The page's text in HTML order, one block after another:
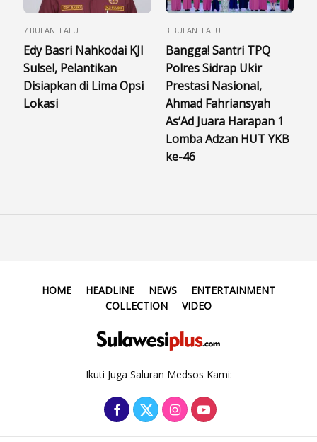
7 BULAN LALU
Edy Basri Nahkodai KJI
Sulsel, Pelantikan
Disiapkan di Lima Opsi
Lokasi
3 BULAN LALU
Bangga! Santri TPQ
Polres Sidrap Ukir
Prestasi Nasional,
Ahmad Fahriansyah
As’Ad Juara Harapan 1
Lomba Adzan HUT YKB
ke-46
HOME HEADLINE NEWS
ENTERTAINMENT
COLLECTION
VIDEO
Ikuti Juga Saluran Medsos Kami: